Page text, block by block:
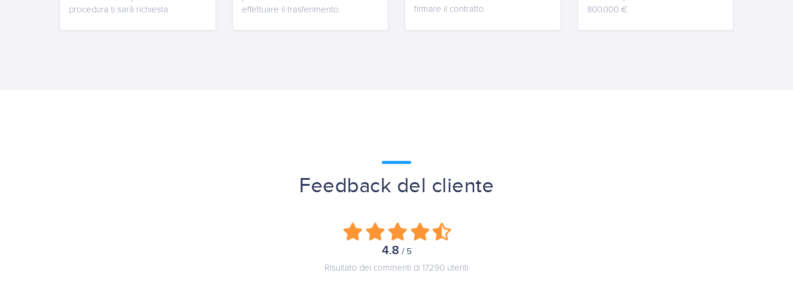
procedura ti sarà richiesta
effettuare il trasferimento.
firmare il contratto.
800.000 €.
Feedback del cliente
4.8 / 5
Risultato dei commenti di 17290 utenti